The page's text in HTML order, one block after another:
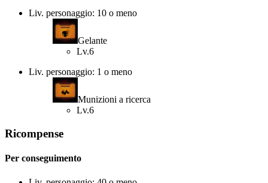
Liv. personaggio: 10 o meno
Gelante
Lv.6
Liv. personaggio: 1 o meno
Munizioni a ricerca
Lv.6
Ricompense
Per conseguimento